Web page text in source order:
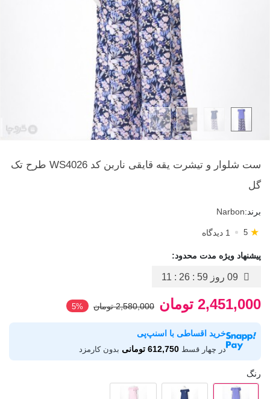
ست شلوار و تیشرت یقه قایقی ناربن کد WS4026 طرح تک
گل
برند:Narbon
5 ★ 1 دیدگاه
پیشنهاد ویژه مدت محدود:
09 روز 11 : 26 : 58
2,451,000 تومان 2,580,000 تومان ‎5%
خرید اقساطی با اسنپ‌پی
در چهار قسط 612,750 تومانی بدون کارمزد
رنگ